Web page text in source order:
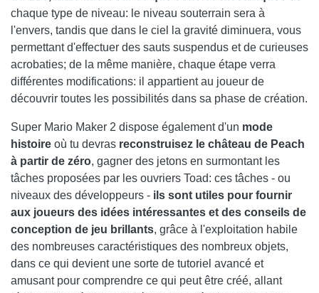
chaque type de niveau: le niveau souterrain sera à
l'envers, tandis que dans le ciel la gravité diminuera, vous
permettant d'effectuer des sauts suspendus et de curieuses
acrobaties; de la même manière, chaque étape verra
différentes modifications: il appartient au joueur de
découvrir toutes les possibilités dans sa phase de création.
Super Mario Maker 2 dispose également d'un mode
histoire où tu devras reconstruisez le château de Peach
à partir de zéro, gagner des jetons en surmontant les
tâches proposées par les ouvriers Toad: ces tâches - ou
niveaux des développeurs - ils sont utiles pour fournir
aux joueurs des idées intéressantes et des conseils de
conception de jeu brillants, grâce à l'exploitation habile
des nombreuses caractéristiques des nombreux objets,
dans ce qui devient une sorte de tutoriel avancé et
amusant pour comprendre ce qui peut être créé, allant